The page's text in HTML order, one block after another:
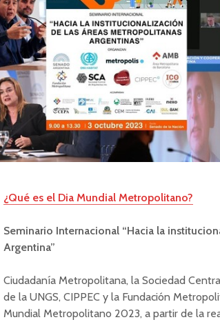
¿Qué es el Dia Mundial Metropolitano?
Seminario Internacional “Hacia la
Argentina”
Ciudadanía Metropolitana, la Sociedad
de la UNGS, CIPPEC y la Fundación
Mundial Metropolitano 2023, a partir de la